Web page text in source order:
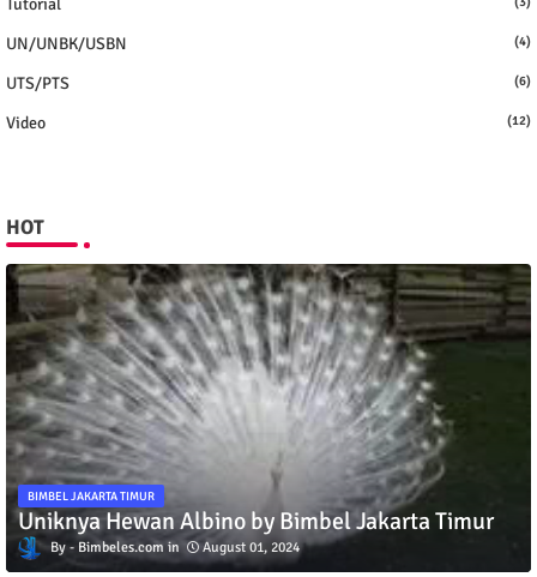
Tutorial
UN/UNBK/USBN (4)
UTS/PTS (6)
Video (12)
HOT
BIMBEL JAKARTA TIMUR
Uniknya Hewan Albino by Bimbel Jakarta Timur
Bimbeles.com August 01, 2024